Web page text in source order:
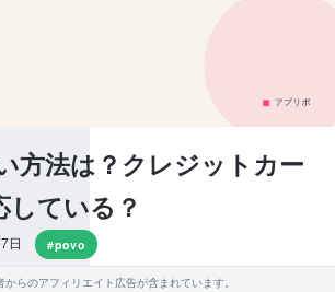
方法は？クレジットカー
している？
日 #povo
らのアフィリエイト広告が含まれています。